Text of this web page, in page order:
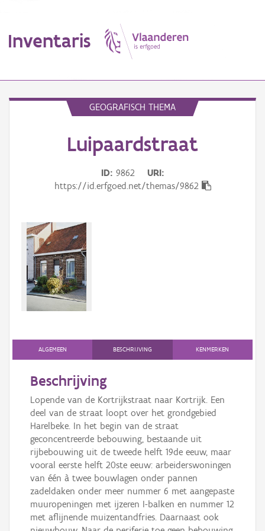
Inventaris
Thema
Gebeurtenis
Persoon of collectief
Downloads
Aanmelden
GEOGRAFISCH THEMA
Luipaardstraat
ID 9862
URI
https://id.erfgoed.net/themas/9862
ALGEMEEN BESCHRIJVING KENMERKEN
Beschrijving
Lopende van de Kortrijkstraat naar Kortrijk. Een
deel van de straat loopt over het grondgebied
Harelbeke. In het begin van de straat
geconcentreerde bebouwing, bestaande uit
rijbebouwing uit de tweede helft 19de eeuw, maar
vooral eerste helft 20ste eeuw: arbeiderswoningen
van één à twee bouwlagen onder pannen
zadeldaken onder meer nummer 6 met aangepaste
muuropeningen met ijzeren I-balken en nummer 12
met aflijnende muizentandfries. Daarnaast ook